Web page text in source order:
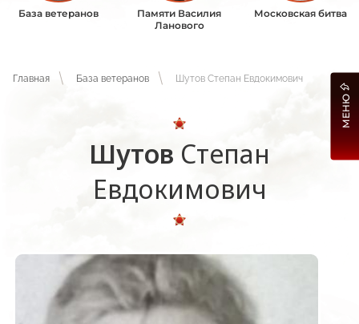
База ветеранов
Памяти Василия
Ланового
Московская битва
Главная База ветеранов Шутов Степан Евдокимович
Шутов Степан
Евдокимович
МЕНЮ